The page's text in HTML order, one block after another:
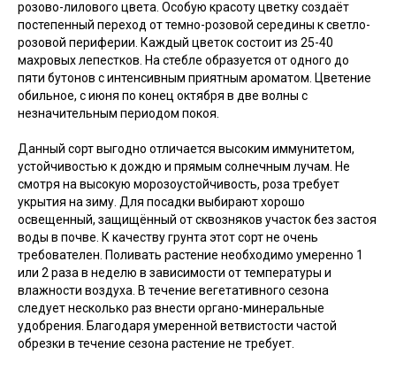
розово-лилового цвета. Особую красоту цветку создаёт
постепенный переход от темно-розовой середины к светло-
розовой периферии. Каждый цветок состоит из 25-40
махровых лепестков. На стебле образуется от одного до
пяти бутонов с интенсивным приятным ароматом. Цветение
обильное, с июня по конец октября в две волны с
незначительным периодом покоя.
Данный сорт выгодно отличается высоким иммунитетом,
устойчивостью к дождю и прямым солнечным лучам. Не
смотря на высокую морозоустойчивость, роза требует
укрытия на зиму. Для посадки выбирают хорошо
освещенный, защищённый от сквозняков участок без застоя
воды в почве. К качеству грунта этот сорт не очень
требователен. Поливать растение необходимо умеренно 1
или 2 раза в неделю в зависимости от температуры и
влажности воздуха. В течение вегетативного сезона
следует несколько раз внести органо-минеральные
удобрения. Благодаря умеренной ветвистости частой
обрезки в течение сезона растение не требует.